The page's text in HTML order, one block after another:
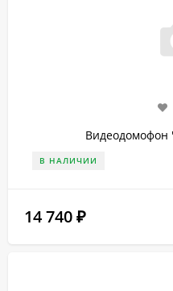
Видеодомофон
В НАЛИЧИИ
14 740 ₽